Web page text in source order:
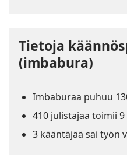
Tietoja
(imbabura)
Imbaburaa puhuu
410 julistajaa toimii
3 kääntäjää sai työn